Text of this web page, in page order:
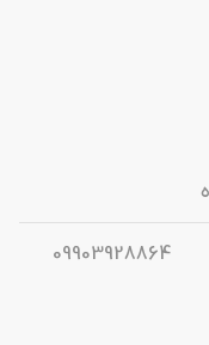
09903928864